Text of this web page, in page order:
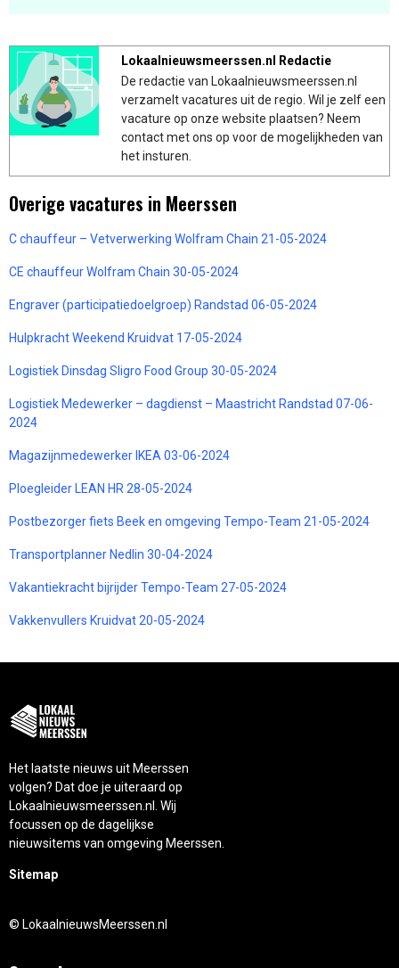
Lokaalnieuwsmeerssen.nl Redactie
De redactie van Lokaalnieuwsmeerssen.nl
verzamelt vacatures uit de regio. Wil je zelf een
vacature op onze website plaatsen? Neem
contact met ons op voor de mogelijkheden van
het insturen.
Overige vacatures in Meerssen
C chauffeur – Vetverwerking Wolfram Chain 21-05-2024
CE chauffeur Wolfram Chain 30-05-2024
Engraver (participatiedoelgroep) Randstad 06-05-2024
Hulpkracht Weekend Kruidvat 17-05-2024
Logistiek Dinsdag Sligro Food Group 30-05-2024
Logistiek Medewerker – dagdienst – Maastricht Randstad 07-06-
2024
Magazijnmedewerker IKEA 03-06-2024
Ploegleider LEAN HR 28-05-2024
Postbezorger fiets Beek en omgeving Tempo-Team 21-05-2024
Transportplanner Nedlin 30-04-2024
Vakantiekracht bijrijder Tempo-Team 27-05-2024
Vakkenvullers Kruidvat 20-05-2024
Het laatste nieuws uit Meerssen
volgen? Dat doe je uiteraard op
Lokaalnieuwsmeerssen.nl. Wij
focussen op de dagelijkse
nieuwsitems van omgeving Meerssen.
Sitemap
© LokaalnieuwsMeerssen.nl